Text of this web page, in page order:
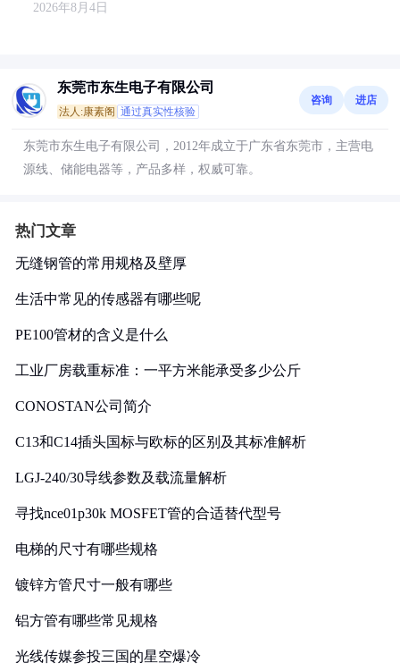
2026年8月4日
东莞市东生电子有限公司
法人:康素阁 通过真实性核验
咨询 进店
东莞市东生电子有限公司，2012年成立于广东省东莞市，主营电
源线、储能电器等，产品多样，权威可靠。
热门文章
无缝钢管的常用规格及壁厚
生活中常见的传感器有哪些呢
PE100管材的含义是什么
工业厂房载重标准：一平方米能承受多少公斤
CONOSTAN公司简介
C13和C14插头国标与欧标的区别及其标准解析
LGJ-240/30导线参数及载流量解析
寻找nce01p30k MOSFET管的合适替代型号
电梯的尺寸有哪些规格
镀锌方管尺寸一般有哪些
铝方管有哪些常见规格
光线传媒参投三国的星空爆冷